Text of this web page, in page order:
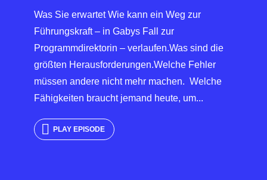
Was Sie erwartet Wie kann ein Weg zur
Führungskraft – in Gabys Fall zur
Programmdirektorin – verlaufen.Was sind die
größten Herausforderungen.Welche Fehler
müssen andere nicht mehr machen. Welche
Fähigkeiten braucht jemand heute, um...
PLAY EPISODE